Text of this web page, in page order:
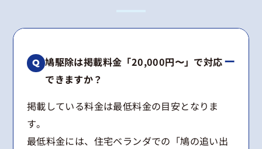
鳩駆除は掲載料金「20,000円〜」で対応
できますか？
掲載している料金は最低料金の目安となりま
す。
最低料金には、住宅ベランダでの「鳩の追い出